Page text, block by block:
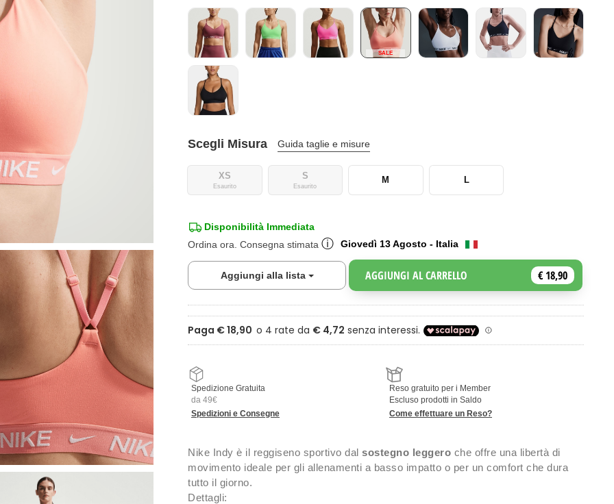
SALE
Scegli Misura Guida taglie e misure
XS
Esaurito
S
Esaurito
M L
Disponibilità Immediata
Ordina ora. Consegna stimata ⓘ Giovedì 13 Agosto - Italia
Aggiungi alla lista Toggle DropdownAGGIUNGI AL CARRELLO € 18,90
Paga € 18,90
Spedizione Gratuita
da 49€
Spedizioni e Consegne
Reso gratuito per i Member
Escluso prodotti in Saldo
Come effettuare un Reso?
Nike Indy è il reggiseno sportivo dal sostegno leggero che offre una libertà di
movimento ideale per gli allenamenti a basso impatto o per un comfort che dura
tutto il giorno.
Dettagli: